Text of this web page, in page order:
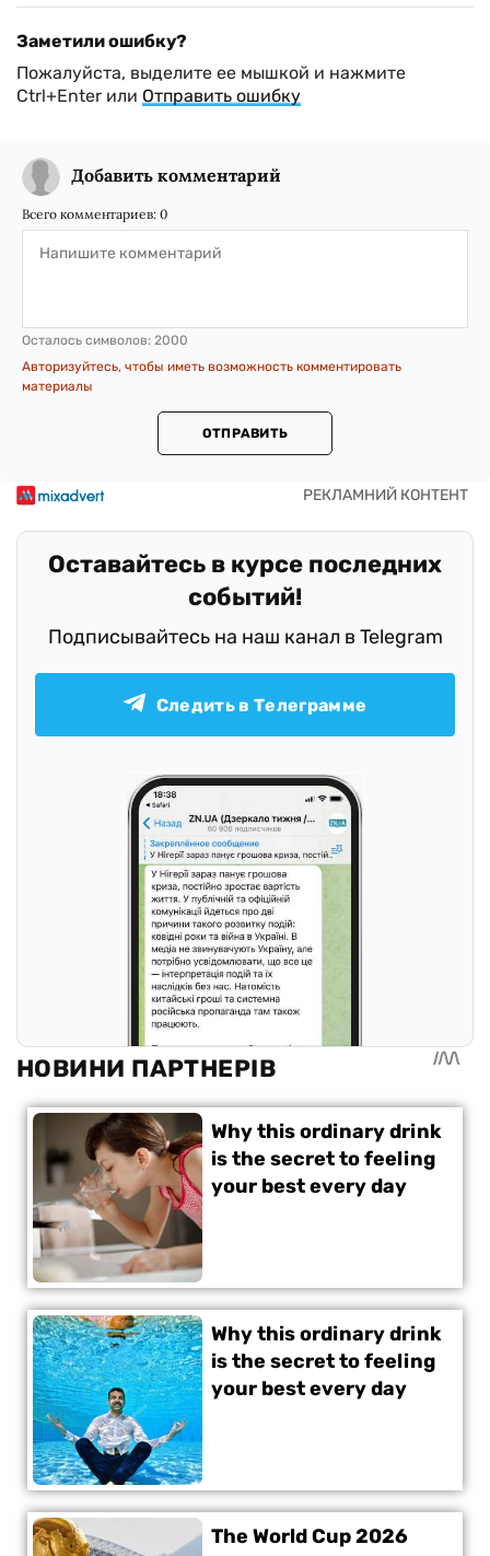
Заметили ошибку?
Пожалуйста, выделите ее мышкой и нажмите
Ctrl+Enter или Отправить ошибку
Добавить комментарий
Всего комментариев: 0
Осталось символов: 2000
Авторизуйтесь, чтобы иметь возможность комментировать
материалы
ОТПРАВИТЬ
Оставайтесь в курсе последних
событий!
Подписывайтесь на наш канал в Telegram
Следить в Телеграмме